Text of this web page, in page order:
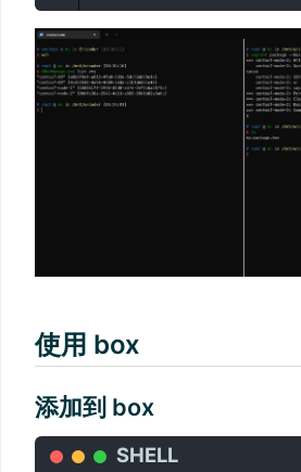
使用 box
添加到 box